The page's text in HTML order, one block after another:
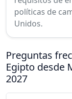
políticas de
Unidos.
Preguntas
Egipto desde
2027